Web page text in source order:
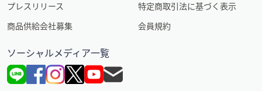
プレスリリース
商品供給会社募集
特定商取引法に基づく表示
会員規約
ソーシャルメディア一覧